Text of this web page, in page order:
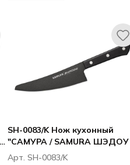
SH-0083/K Нож кухонный
"САМУРА / SAMURA ШЭДОУ
SHADOW" малый Шеф с
Арт. SH-0083/K